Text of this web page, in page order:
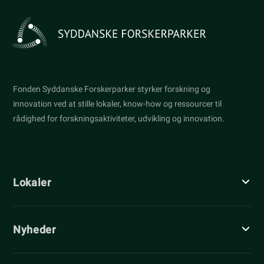
Fonden Syddanske Forskerparker styrker forskning og
innovation ved at stille lokaler, know-how og ressourcer til
rådighed for forskningsaktiviteter, udvikling og innovation.
Lokaler
Nyheder